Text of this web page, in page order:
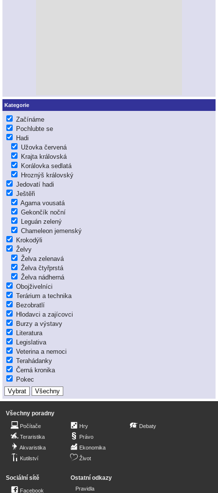
Kategorie
Začínáme
Pochlubte se
Hadi
Užovka červená
Krajta královská
Korálovka sedlatá
Hroznýš královský
Jedovatí hadi
Ještěři
Agama vousatá
Gekončík noční
Leguán zelený
Chameleon jemenský
Krokodýli
Želvy
Želva zelenavá
Želva čtyřprstá
Želva nádherná
Obojživelníci
Terárium a technika
Bezobratlí
Hlodavci a zajícovci
Burzy a výstavy
Literatura
Legislativa
Veterina a nemoci
Terahádanky
Černá kronika
Pokec
Všechny poradny
Počítače
Teraristika
Akvaristika
Kutilství
Hry
Právo
Ekonomika
Život
Debaty
Sociální sítě
Facebook
Ostatní odkazy
Pravidla